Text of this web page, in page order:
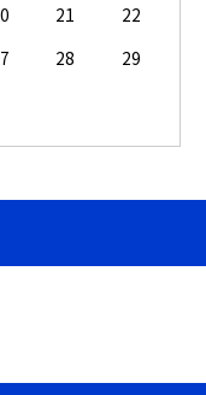
21
22
28
29